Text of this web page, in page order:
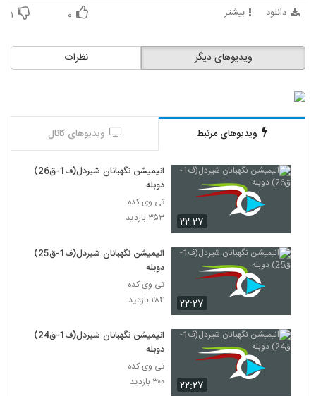
دانلود بیشتر ۰ ۱
نظرات ویدیوهای دیگر
ویدیوهای مرتبط ویدیوهای کانال
۲۲:۲۷
انیمیشن نگهبانان شیردل(ف1-ق26)
دوبله
تی وی کده
۳۵۳ بازدید
۲۲:۲۷
انیمیشن نگهبانان شیردل(ف1-ق25)
دوبله
تی وی کده
۲۸۴ بازدید
۲۲:۲۷
انیمیشن نگهبانان شیردل(ف1-ق24)
دوبله
تی وی کده
۳۰۰ بازدید